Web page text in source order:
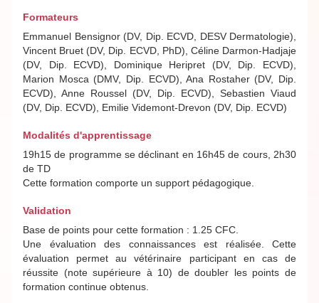
Formateurs
Emmanuel Bensignor (DV, Dip. ECVD, DESV Dermatologie),
Vincent Bruet (DV, Dip. ECVD, PhD), Céline Darmon-Hadjaje
(DV, Dip. ECVD), Dominique Heripret (DV, Dip. ECVD),
Marion Mosca (DMV, Dip. ECVD), Ana Rostaher (DV, Dip.
ECVD), Anne Roussel (DV, Dip. ECVD), Sebastien Viaud
(DV, Dip. ECVD), Emilie Videmont-Drevon (DV, Dip. ECVD)
Modalités d'apprentissage
19h15 de programme se déclinant en 16h45 de cours, 2h30
de TD
Cette formation comporte un support pédagogique.
Validation
Base de points pour cette formation : 1.25 CFC.
Une évaluation des connaissances est réalisée. Cette
évaluation permet au vétérinaire participant en cas de
réussite (note supérieure à 10) de doubler les points de
formation continue obtenus.